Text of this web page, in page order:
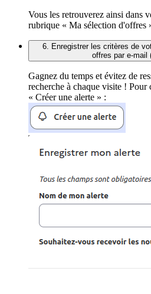
Vous les retrouverez ainsi dans
rubrique « Ma sélection d'offres
6. Enregistrer les critères de
offres par e-mail
Gagnez du temps et évitez de
recherche à chaque visite !
« Créer une alerte » :